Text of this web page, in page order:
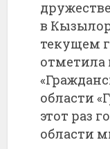
в
текущем
отметила
области
этот раз
области